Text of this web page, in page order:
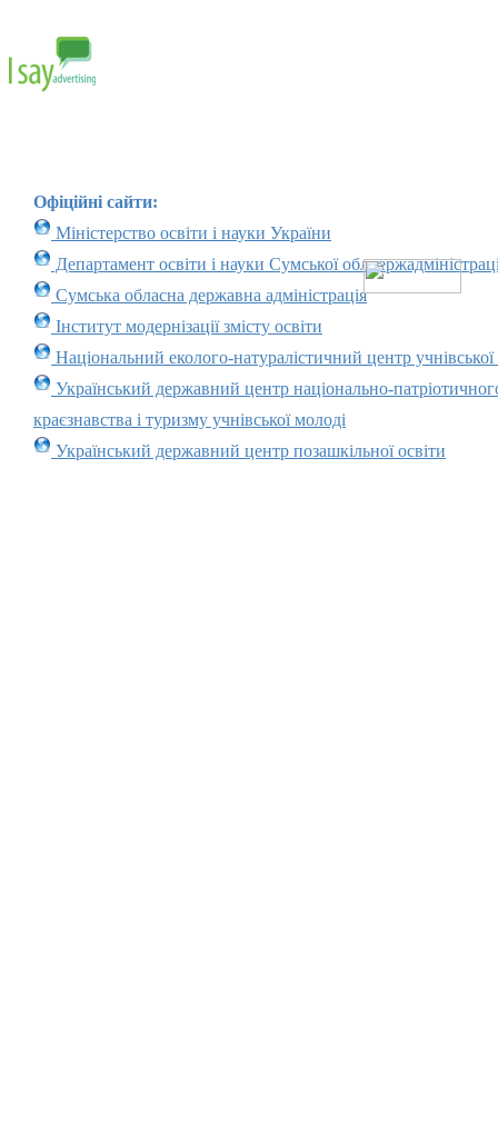
Офіційні сайти:
Міністерство освіти і науки України
Департамент освіти і науки Сумської
Сумська обласна державна адміністрація
Інститут модернізації змісту освіти
Національний еколого-натуралістичний центр учнівської
Український державний центр національно-
краєзнавства і туризму учнівської молоді
Український державний центр позашкільної освіти